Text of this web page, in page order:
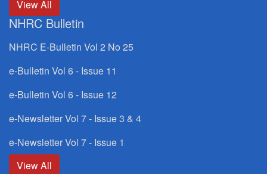
View All
NHRC Bulletin
NHRC E-Bulletin Vol 2 No 25
e-Bulletin Vol 6 - Issue 11
e-Bulletin Vol 6 - Issue 12
e-Newsletter Vol 7 - Issue 3 & 4
e-Newsletter Vol 7 - Issue 1
View All